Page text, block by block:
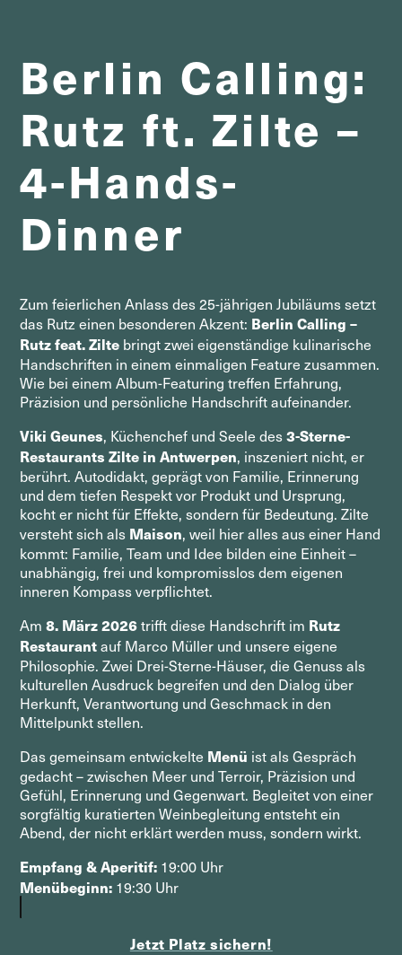
Berlin Calling:
Rutz ft. Zilte –
4-Hands-
Dinner
Zum feierlichen Anlass des 25-jährigen Jubiläums setzt
das Rutz einen besonderen Akzent: Berlin Calling –
Rutz feat. Zilte bringt zwei eigenständige kulinarische
Handschriften in einem einmaligen Feature zusammen.
Wie bei einem Album-Featuring treffen Erfahrung,
Präzision und persönliche Handschrift aufeinander.
Viki Geunes, Küchenchef und Seele des3-Sterne-
Restaurants Zilte in Antwerpen, inszeniert nicht, er
berührt. Autodidakt, geprägt von Familie, Erinnerung
und dem tiefen Respekt vor Produkt und Ursprung,
kocht er nicht für Effekte, sondern für Bedeutung. Zilte
versteht sich als Maison, weil hier alles aus einer Hand
kommt: Familie, Team und Idee bilden eine Einheit –
unabhängig, frei und kompromisslos dem eigenen
inneren Kompass verpflichtet.
Am 8. März 2026trifft diese Handschrift im Rutz
Restaurantauf Marco Müller und unsere eigene
Philosophie. Zwei Drei-Sterne-Häuser, die Genuss als
kulturellen Ausdruck begreifen und den Dialog über
Herkunft, Verantwortung und Geschmack in den
Mittelpunkt stellen.
Das gemeinsam entwickelte Menü ist als Gespräch
gedacht – zwischen Meer und Terroir, Präzision und
Gefühl, Erinnerung und Gegenwart. Begleitet von einer
sorgfältig kuratierten Weinbegleitung entsteht ein
Abend, der nicht erklärt werden muss, sondern wirkt.
Empfang & Aperitif: 19:00 Uhr
Menübeginn: 19:30 Uhr
Jetzt Platz sichern!